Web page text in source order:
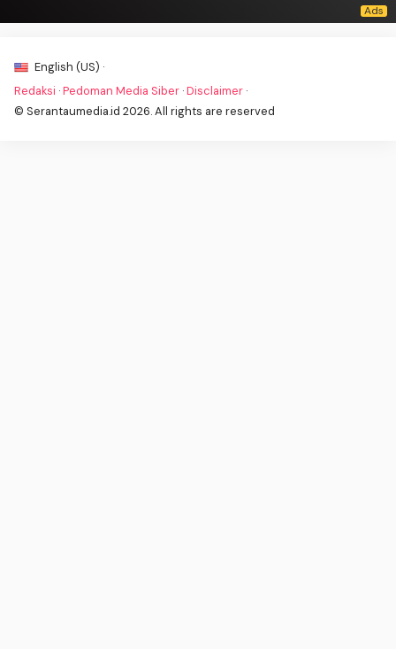
English (US) ·
Redaksi ·Pedoman Media Siber ·Disclaimer ·
© Serantaumedia.id 2026. All rights are reserved